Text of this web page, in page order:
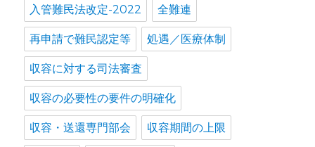
入管難民法改定-2022 全難連
再申請で難民認定等 処遇／医療体制
収容に対する司法審査
収容の必要性の要件の明確化
収容・送還専門部会 収容期間の上限